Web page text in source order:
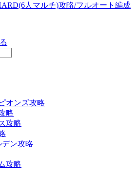
人マルチ)攻略/フルオート編成
オンズ攻略
略
攻略
ン攻略
攻略